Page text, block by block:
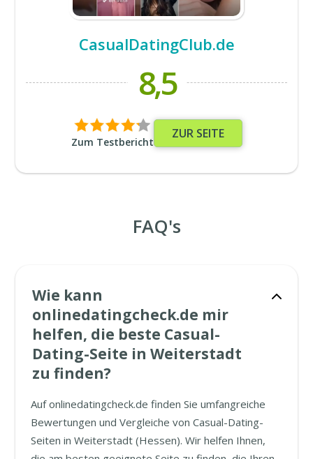
CasualDatingClub.de
8,5
Zum Testbericht
ZUR SEITE
FAQ's
Wie kann
onlinedatingcheck.de mir
helfen, die beste Casual-
Dating-Seite in Weiterstadt
zu finden?
Auf onlinedatingcheck.de finden Sie umfangreiche
Bewertungen und Vergleiche von Casual-Dating-
Seiten in Weiterstadt (Hessen). Wir helfen Ihnen,